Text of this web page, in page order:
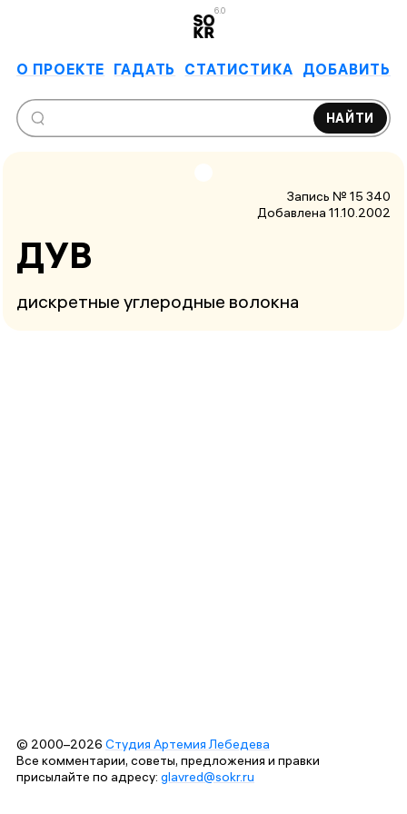
6.0
О ПРОЕКТЕ ГАДАТЬ СТАТИСТИКА ДОБАВИТЬ
НАЙТИ
Запись № 15 340
Добавлена 11.10.2002
ДУВ
дискретные углеродные волокна
© 2000–2026 Студия Артемия Лебедева
Все комментарии, советы, предложения и правки
присылайте по адресу: glavred@sokr.ru